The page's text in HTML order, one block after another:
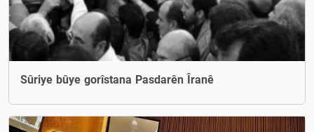
Sûriye bûye gorîstana Pasdarên Îranê